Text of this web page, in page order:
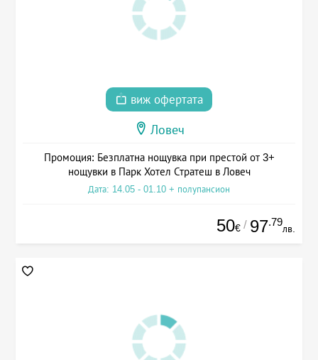
виж офертата
Ловеч
Промоция: Безплатна нощувка при престой от 3+
нощувки в Парк Хотел Стратеш в Ловеч
Дата: 14.05 - 01.10 + полупансион
50€ / 97.79
лв.